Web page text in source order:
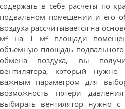
содержать в себе расчеты по
подвальном помещении и его
воздуха рассчитывается на
м² на 1 м² площади
объемную площадь
обмена воздуха, вы
вентилятора, который
важным параметром для
возможность потери
выбирать вентилятор нужно с